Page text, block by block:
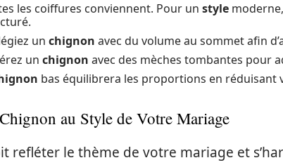
les coiffures conviennent. Pour un style
un chignon avec du volume au sommet afin
un chignon avec des mèches tombantes pour
bas équilibrera les proportions en réduisant
au Style de Votre Mariage
refléter le thème de votre mariage et